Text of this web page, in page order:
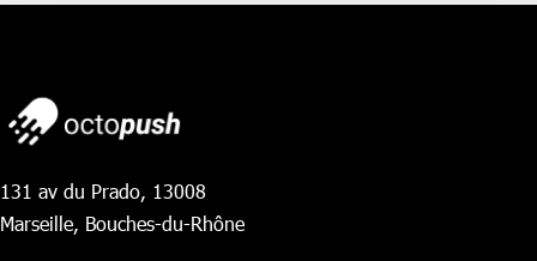
131 av du Prado, 13008
Marseille, Bouches-du-Rhône